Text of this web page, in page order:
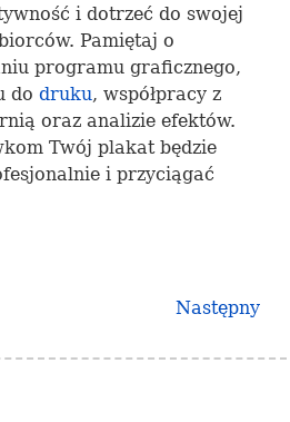
i dotrzeć do swojej
Pamiętaj o
programu graficznego,
do druku, współpracy z
oraz analizie efektów.
Twój plakat będzie
i przyciągać
Następny